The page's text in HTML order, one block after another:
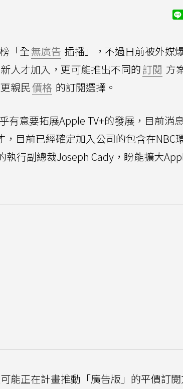
「全無廣告 插播」，不過日前被外媒
人才加入，更可能推出不同的訂閱 方
親民價格 的訂閱選擇。
有意要拓展Apple TV+的發展，目前消
目前已經確定加入公司的包含在NBC
行副總裁Joseph Cady，盼能擴大
能正在計畫推動「廣告版」的平價訂